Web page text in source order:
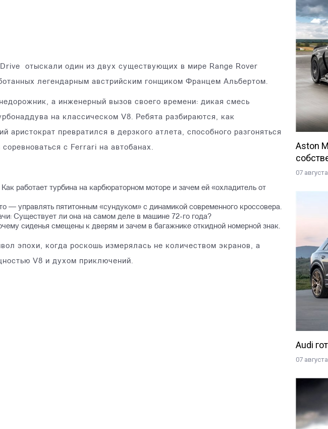
отыскали один из двух существующих в мире Range Rover
легендарным австрийским гонщиком Францем Альбертом.
а инженерный вызов своего времени: дикая смесь
на классическом V8. Ребята разбираются, как
аристократ превратился в дерзкого атлета, способного разгоняться
с Ferrari на автобанах.
работает турбина на карбюраторном моторе и зачем ей «охладитель от
— управлять пятитонным «сундуком» с динамикой современного кроссовера.
Существует ли она на самом деле в машине 72-го года?
сиденья смещены к дверям и зачем в багажнике откидной номерной знак.
эпохи, когда роскошь измерялась не количеством экранов, а
V8 и духом приключений.
Aston
07 августа
Audi
07 августа